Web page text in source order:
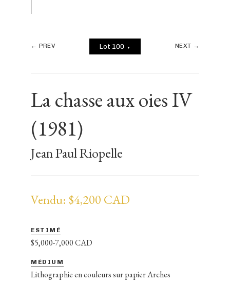
← PREV Lot 100 ▼ NEXT →
La chasse aux oies IV
(1981)
Jean Paul Riopelle
Vendu: $4,200 CAD
ESTIMÉ
$5,000-7,000 CAD
MÉDIUM
Lithographie en couleurs sur papier Arches